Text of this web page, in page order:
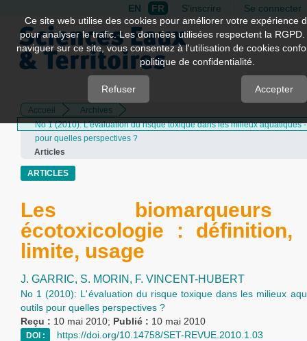
Quick
jump
page
Main
Navigation
Main
Content
Sidebar
EN FR S'inscrire Se connecter
Accueil
Archives
No 1 (2010): L'évaluation du risque toxique dans les milieux aquatiques
pour quelles perspectives ?
Articles
ARTICLES
Les
écotoxicologie : définition,
limite, usage
J. GARRIC, S. MORIN, F. VINCENT-HUBERT
No 1 (2010): L'évaluation du risque toxique dans les milieux
outils pour quelles perspectives ?
Reçu : 10 mai 2010; Publié : 10 mai 2010
DOI : https://doi.org/10.14758/SET-REVUE.2010.1.03
Ce site web utilise des cookies pour améliorer votre expérience
pour analyser le trafic. Les données utilisées respectent la
naviguer sur ce site, vous consentez à l'utilisation de cookies
politique de confidentialité.
Refuser Accepter